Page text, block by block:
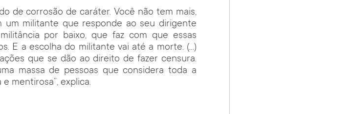
de corrosão de caráter. Você não tem mais,
um militante que responde ao seu dirigente
por baixo, que faz com que essas
E a escolha do militante vai até a morte. (…)
que se dão ao direito de fazer censura.
massa de pessoas que considera toda a
mentirosa”, explica.